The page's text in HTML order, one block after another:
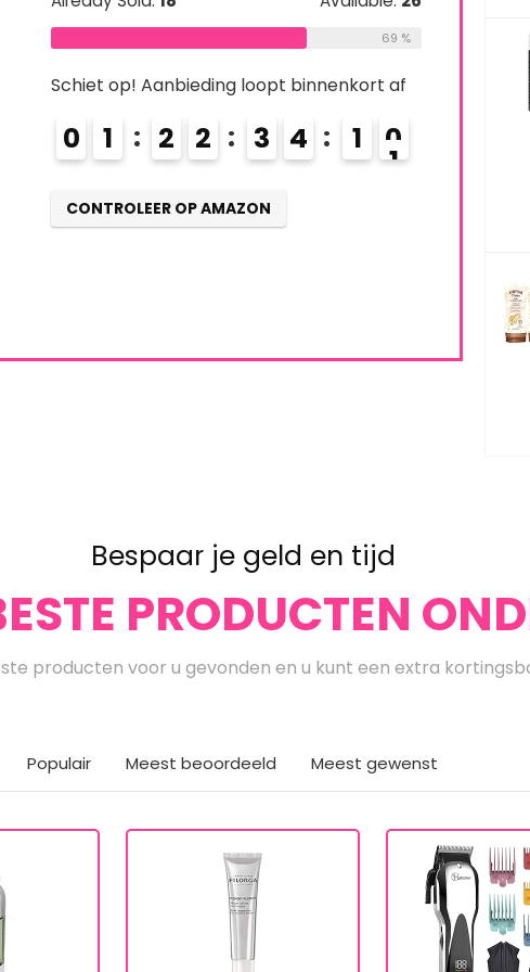
69 %
Schiet op! Aanbieding loopt binnenkort af
0 1 2 2 3 4 0
1
9
0
CONTROLEER OP AMAZON
Bespaar je geld en tijd
PRODUCTEN
producten voor u gevonden en u kunt een extra
Populair Meest beoordeeld Meest gewenst